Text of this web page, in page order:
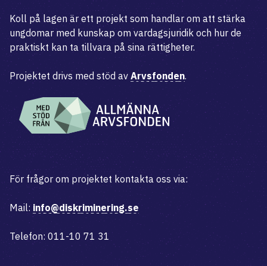
Koll på lagen är ett projekt som handlar om att stärka
ungdomar med kunskap om vardagsjuridik och hur de
praktiskt kan ta tillvara på sina rättigheter.
Projektet drivs med stöd av Arvsfonden.
För frågor om projektet kontakta oss via:
Mail: info@diskriminering.se
Telefon: 011-10 71 31